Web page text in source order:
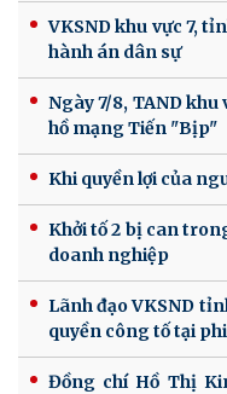
VKSND khu vực 7,
hành án dân sự
Ngày 7/8, TAND
hồ mạng Tiến "Bịp"
Khi quyền lợi của
Khởi tố 2 bị can
doanh nghiệp
Lãnh đạo VKSND
quyền công tố tại
Đồng chí Hồ Thị